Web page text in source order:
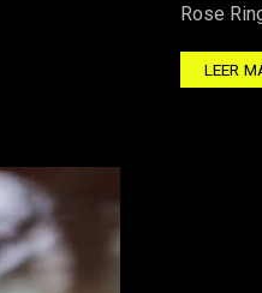
Rose
LEER